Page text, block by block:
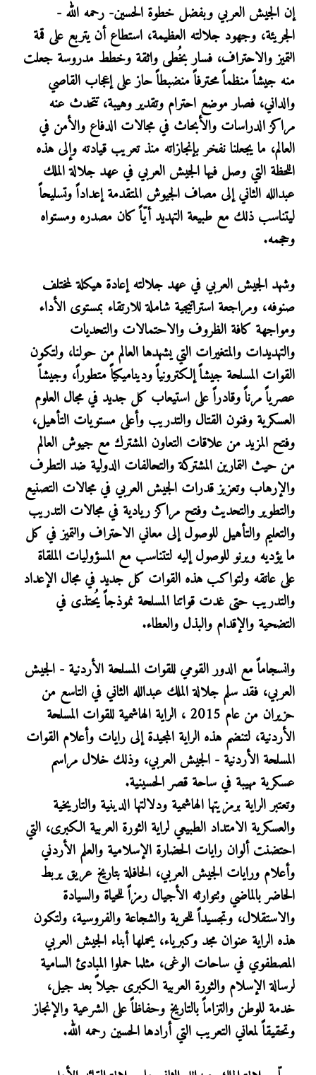
إن الجيش العربي وبفضل خطوة الحسين- رحمه الله -
الجريئة، وجهود جلالته العظيمة، استطاع أن يتربع على قمة
التميز والاحتراف، فسار بخُطى واثقة وخطط مدروسة جعلت
منه جيشاً منظماً محترفاً منضبطاً حاز على إعجاب القاصي
والداني، فصار موضع احترام وتقدير وهيبة، تتحدث عنه
مراكز الدراسات والأبحاث في مجالات الدفاع والأمن في
العالم، ما يجعلنا نفخر بإنجازاته منذ تعريب قيادته وإلى هذه
اللحظة التي وصل فيها الجيش العربي في عهد جلالة الملك
عبدالله الثاني إلى مصاف الجيوش المتقدمة إعداداً وتسليحاً
ليتناسب ذلك مع طبيعة التهديد أيّاً كان مصدره ومستواه
وحجمه.
وشهد الجيش العربي في عهد جلالته إعادة هيكلة لمختلف
صنوفه، ومراجعة استراتيجية شاملة للارتقاء بمستوى الأداء
ومواجهة كافة الظروف والاحتمالات والتحديات
والتهديدات والمتغيرات التي يشهدها العالم من حولنا، ولتكون
القوات المسلحة جيشاً إلكترونياً وديناميكياً متطوراً، وجيشاً
عصرياً مرناً وقادراً على استيعاب كل جديد في مجال العلوم
العسكرية وفنون القتال والتدريب وأعلى مستويات التأهيل،
وفتح المزيد من علاقات التعاون المشترك مع جيوش العالم
من حيث التمارين المشتركة والتحالفات الدولية ضد التطرف
والإرهاب وتعزيز قدرات الجيش العربي في مجالات التصنيع
والتطوير والتحديث وفتح مراكز ريادية في مجالات التدريب
والتعليم والتأهيل للوصول إلى معاني الاحتراف والتميز في كل
ما يؤديه ويرنو للوصول إليه لتتناسب مع المسؤوليات الملقاة
على عاتقه ولتواكب هذه القوات كل جديد في مجال الإعداد
والتدريب حتى غدت قواتنا المسلحة نموذجاً يُحتذى في
التضحية والإقدام والبذل والعطاء.
وانسجاماً مع الدور القومي للقوات المسلحة الأردنية - الجيش
العربي، فقد سلم جلالة الملك عبدالله الثاني في التاسع من
حزيران من عام 2015 ، الراية الهاشمية للقوات المسلحة
الأردنية، لتنضم هذه الراية المجيدة إلى رايات وأعلام القوات
المسلحة الأردنية - الجيش العربي، وذلك خلال مراسم
عسكرية مهيبة في ساحة قصر الحسينية.
وتعتبر الراية برمزيتها الهاشمية ودلالتها الدينية والتاريخية
والعسكرية الامتداد الطبيعي لراية الثورة العربية الكبرى، التي
احتضنت ألوان رايات الحضارة الإسلامية والعلم الأردني
وأعلام ورايات الجيش العربي، الحافلة بتاريخ عريق يربط
الحاضر بالماضي وتتوارثه الأجيال رمزاً للحياة والسيادة
والاستقلال، وتجسيداً للحرية والشجاعة والفروسية، ولتكون
هذه الراية عنوان مجد وكبرياء، يحملها أبناء الجيش العربي
المصطفوي في ساحات الوغى، مثلما حملوا المبادئ السامية
لرسالة الإسلام والثورة العربية الكبرى جيلاً بعد جيل،
خدمة للوطن والتزاماً بالتاريخ وحفاظاً على الشرعية والإنجاز
وتحقيقاً لمعاني التعريب التي أرادها الحسين رحمه الله.